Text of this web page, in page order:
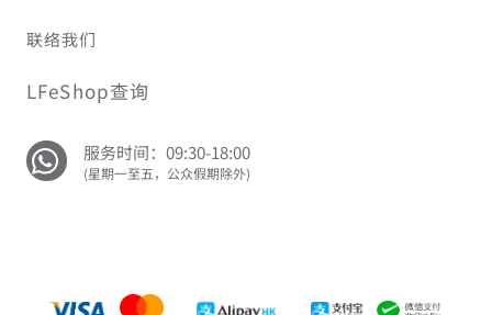
联络我们
LFeShop查询
服务时间：09:30-18:00
(星期一至五，公众假期除外)